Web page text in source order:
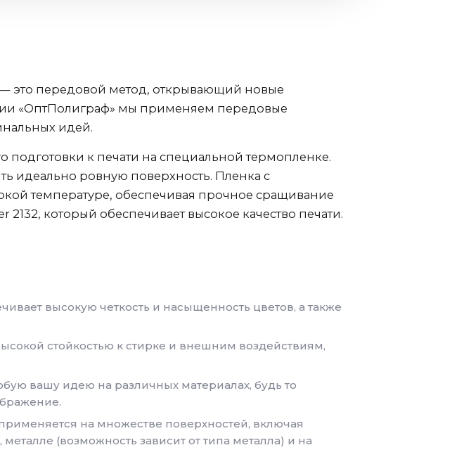
это передовой метод, открывающий новые
«ОптПолиграф» мы применяем передовые
идей.
подготовки к печати на специальной термопленке.
идеально ровную поверхность. Пленка с
температуре, обеспечивая прочное сращивание
который обеспечивает высокое качество печати.
высокую четкость и насыщенность цветов, а также
стойкостью к стирке и внешним воздействиям,
вашу идею на различных материалах, будь то
на множестве поверхностей, включая
(возможность зависит от типа металла) и на